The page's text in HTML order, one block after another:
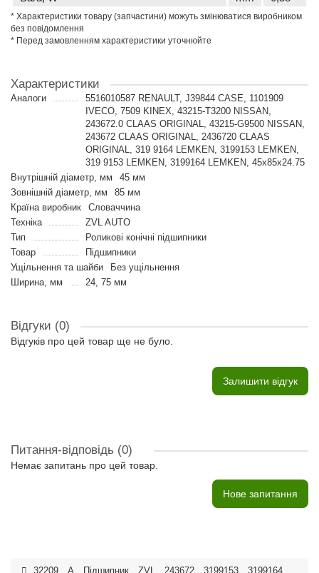
* Характеристики товару (запчастини) можуть змінюватися виробником
без повідомлення
* Перед замовленням характеристики уточнюйте
Характеристики
Аналоги
5516010587 RENAULT, J39844 CASE, 1101909
IVECO, 7509 KINEX, 43215-T3200 NISSAN,
243672.0 CLAAS ORIGINAL, 43215-G9500 NISSAN,
243672 CLAAS ORIGINAL, 2436720 CLAAS
ORIGINAL, 319 9164 LEMKEN, 3199153 LEMKEN,
319 9153 LEMKEN, 3199164 LEMKEN, 45x85x24.75
Внутрішній діаметр, мм
45 мм
Зовнішній діаметр, мм
85 мм
Країна виробник
Словаччина
Техніка
ZVL AUTO
Тип
Роликові конічні підшипники
Товар
Підшипники
Ущільнення та шайби
Без ущільнення
Ширина, мм
24, 75 мм
Відгуки (0)
Відгуків про цей товар ще не було.
Залишити відгук
Питання-відповідь (0)
Немає запитань про цей товар.
Нове запитання
32209, A, Підшипник, ZVL, 243672, 3199153, 3199164,